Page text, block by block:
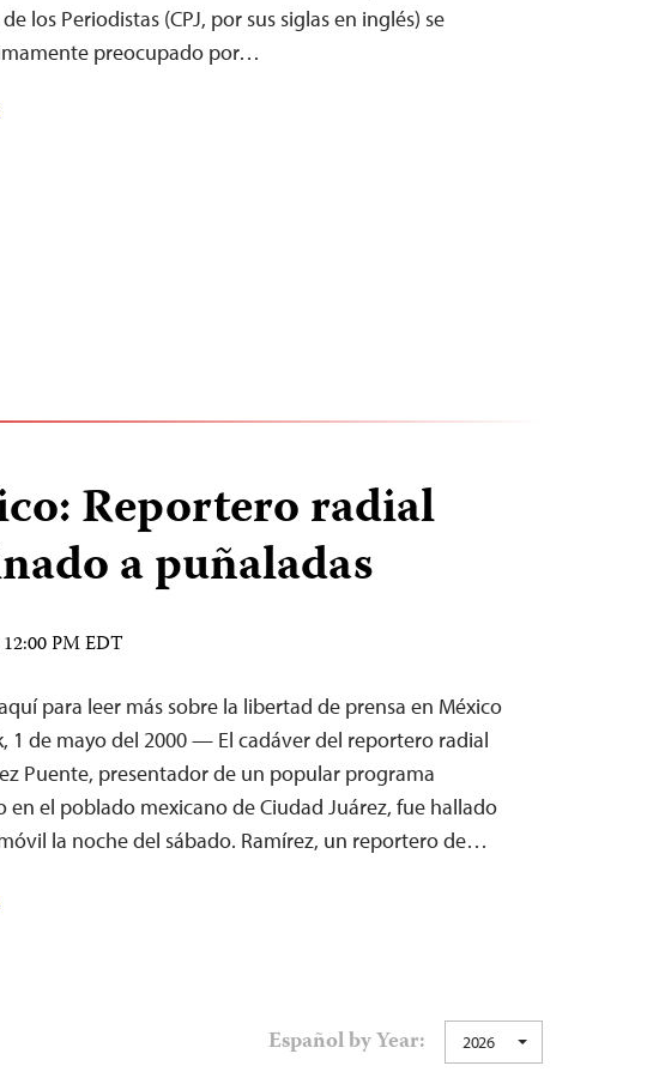
los Periodistas (CPJ, por sus siglas en inglés) se
preocupado por…
Reportero radial
a puñaladas
PM EDT
para leer más sobre la libertad de prensa en México
1 de mayo del 2000 — El cadáver del reportero radial
Puente, presentador de un popular programa
en el poblado mexicano de Ciudad Juárez, fue hallado
la noche del sábado. Ramírez, un reportero de…
Español by Year: 2026